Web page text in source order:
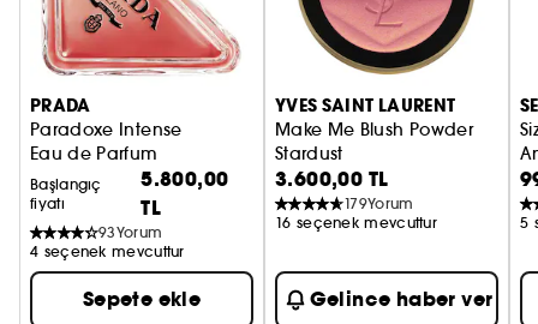
PRADA
Paradoxe Intense
Eau de Parfum
Başlangıç
fiyatı
5.800,00
TL
93Yorum
4 seçenek mevcuttur
Sepete ekle
YVES SAINT LAURENT
Make Me Blush Powder
Stardust
Allık
3.600,00 TL
179Yorum
16 seçenek mevcuttur
Gelince haber ver
5